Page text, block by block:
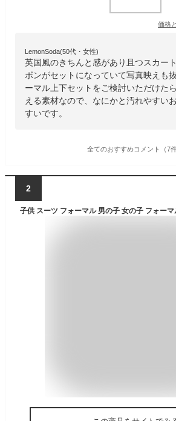
価格
LemonSoda(50代・女性)
英国風のきちんと感があり且つスカー
ボンがセットになっていて写真映えも
ーマル上下セットをご検討いただけた
える素材なので、なにかと汚れやすい
すいです。
全てのおすすめコメント（7件
2